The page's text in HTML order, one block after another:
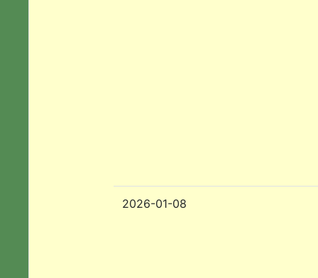
2026-01-08